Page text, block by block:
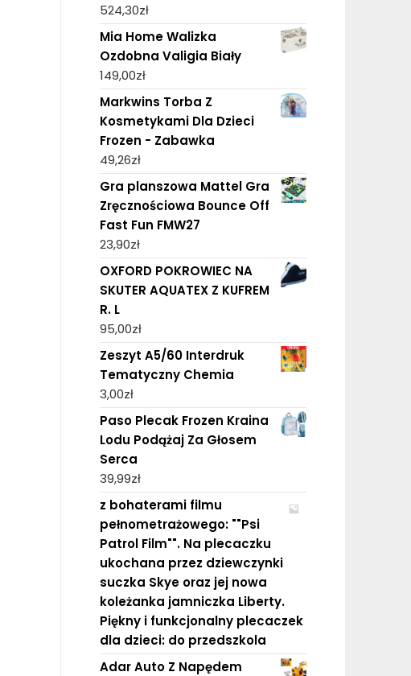
524,30zł
Mia Home Walizka
Ozdobna Valigia Biały
149,00zł
Markwins Torba Z
Kosmetykami Dla Dzieci
Frozen - Zabawka
49,26zł
Gra planszowa Mattel Gra
Zręcznościowa Bounce Off
Fast Fun FMW27
23,90zł
OXFORD POKROWIEC NA
SKUTER AQUATEX Z KUFREM
R. L
95,00zł
Zeszyt A5/60 Interdruk
Tematyczny Chemia
3,00zł
Paso Plecak Frozen Kraina
Lodu Podążaj Za Głosem
Serca
39,99zł
z bohaterami filmu
pełnometrażowego: ""Psi
Patrol Film"". Na plecaczku
ukochana przez dziewczynki
suczka Skye oraz jej nowa
koleżanka jamniczka Liberty.
Piękny i funkcjonalny plecaczek
dla dzieci: do przedszkola
Adar Auto Z Napędem